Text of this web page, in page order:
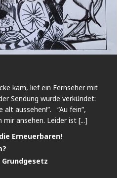
kam, lief ein Fernseher mit
Sendung wurde verkündet:
alt aussehen!”. “Au fein”,
mir ansehen. Leider ist [...]
Erneuerbaren!